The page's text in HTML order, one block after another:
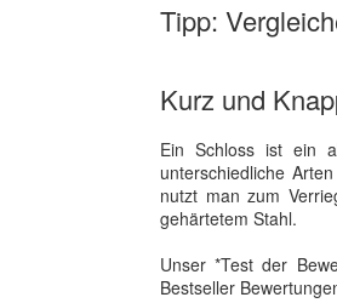
Tipp:
Kurz und
Ein Schloss ist ein
unterschiedliche
nutzt man zum
gehärtetem Stahl.
Unser *Test der
Bestseller